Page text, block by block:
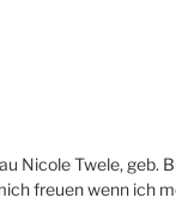
Nicole Twele, geb.
freuen wenn ich